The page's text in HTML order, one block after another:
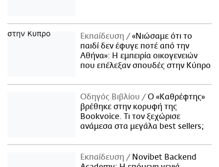
Εκπαίδευση
«Νιώσαμε ότι το
παιδί δεν έφυγε ποτέ από την
Αθήνα»: Η εμπειρία οικογενειών
που επέλεξαν σπουδές στην Κύπρο
Οδηγός Βιβλίου
Ο «Καθρέφτης»
βρέθηκε στην κορυφή της
Bookvoice. Τι τον ξεχώρισε
ανάμεσα στα μεγάλα best sellers;
Εκπαίδευση
Novibet Backend